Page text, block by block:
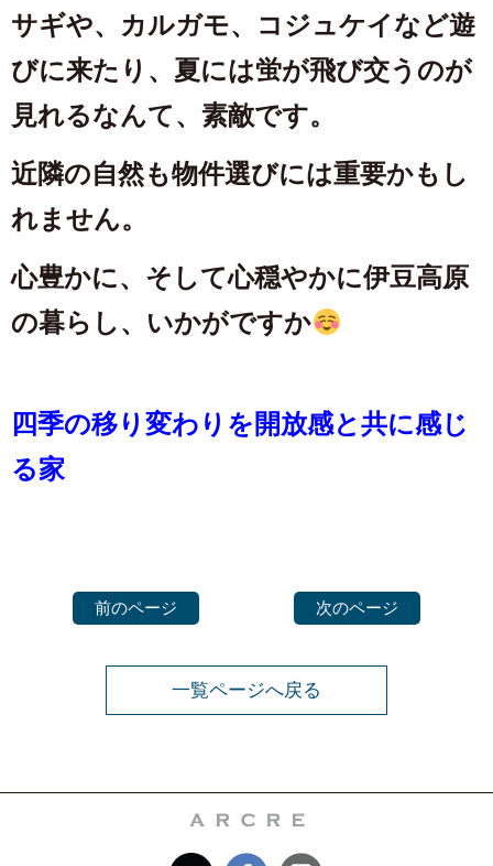
サギや、カルガモ、コジュケイなど遊
びに来たり、夏には蛍が飛び交うのが
見れるなんて、素敵です。
近隣の自然も物件選びには重要かもし
れません。
心豊かに、そして心穏やかに伊豆高原
の暮らし、いかがですか
四季の移り変わりを開放感と共に感じ
る家
前のページ 次のページ
一覧ページへ戻る